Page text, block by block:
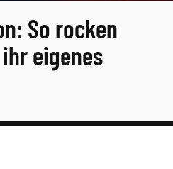
So rocken
eigenes